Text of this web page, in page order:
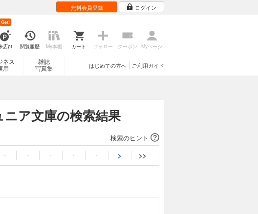
無料会員登録 ログイン
店pt
Get!
閲覧履歴 My本棚 カート フォロー クーポン Myページ
ネス
用
雑誌
写真集
ご利用ガイド
はじめての方へ
ア文庫の検索結果
検索のヒント
・ ・ ・ ・ ・ > >>